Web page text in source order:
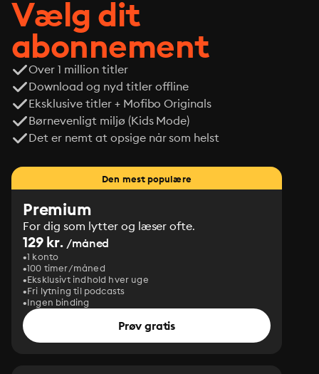
Vælg dit
abonnement
Over 1 million titler
Download og nyd titler offline
Eksklusive titler + Mofibo Originals
Børnevenligt miljø (Kids Mode)
Det er nemt at opsige når som helst
Den mest populære
Premium
For dig som lytter og læser ofte.
129 kr. /måned
1 konto
100 timer/måned
Eksklusivt indhold hver uge
Fri lytning til podcasts
Ingen binding
Prøv gratis